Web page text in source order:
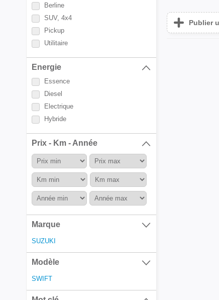
Berline
SUV, 4x4
Pickup
Utilitaire
Energie
Essence
Diesel
Electrique
Hybride
Prix - Km - Année
Marque
SUZUKI
Modèle
SWIFT
Publier